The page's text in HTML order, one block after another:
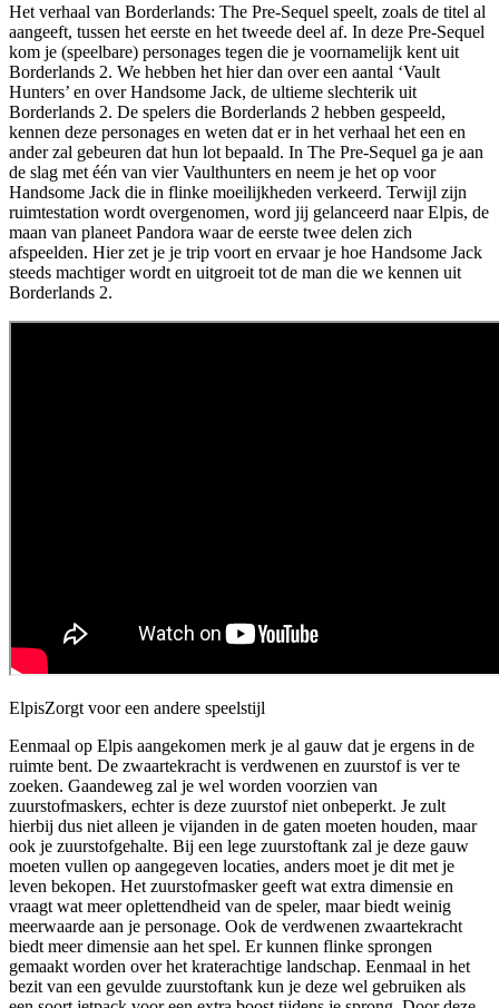
Het verhaal van Borderlands: The Pre-Sequel speelt, zoals de titel al
aangeeft, tussen het eerste en het tweede deel af. In deze Pre-Sequel
kom je (speelbare) personages tegen die je voornamelijk kent uit
Borderlands 2. We hebben het hier dan over een aantal ‘Vault
Hunters’ en over Handsome Jack, de ultieme slechterik uit
Borderlands 2. De spelers die Borderlands 2 hebben gespeeld,
kennen deze personages en weten dat er in het verhaal het een en
ander zal gebeuren dat hun lot bepaald. In The Pre-Sequel ga je aan
de slag met één van vier Vaulthunters en neem je het op voor
Handsome Jack die in flinke moeilijkheden verkeerd. Terwijl zijn
ruimtestation wordt overgenomen, word jij gelanceerd naar Elpis, de
maan van planeet Pandora waar de eerste twee delen zich
afspeelden. Hier zet je je trip voort en ervaar je hoe Handsome Jack
steeds machtiger wordt en uitgroeit tot de man die we kennen uit
Borderlands 2.
ElpisZorgt voor een andere speelstijl
Eenmaal op Elpis aangekomen merk je al gauw dat je ergens in de
ruimte bent. De zwaartekracht is verdwenen en zuurstof is ver te
zoeken. Gaandeweg zal je wel worden voorzien van
zuurstofmaskers, echter is deze zuurstof niet onbeperkt. Je zult
hierbij dus niet alleen je vijanden in de gaten moeten houden, maar
ook je zuurstofgehalte. Bij een lege zuurstoftank zal je deze gauw
moeten vullen op aangegeven locaties, anders moet je dit met je
leven bekopen. Het zuurstofmasker geeft wat extra dimensie en
vraagt wat meer oplettendheid van de speler, maar biedt weinig
meerwaarde aan je personage. Ook de verdwenen zwaartekracht
biedt meer dimensie aan het spel. Er kunnen flinke sprongen
gemaakt worden over het kraterachtige landschap. Eenmaal in het
bezit van een gevulde zuurstoftank kun je deze wel gebruiken als